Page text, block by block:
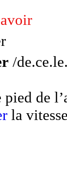
avoir
/
pied de
la